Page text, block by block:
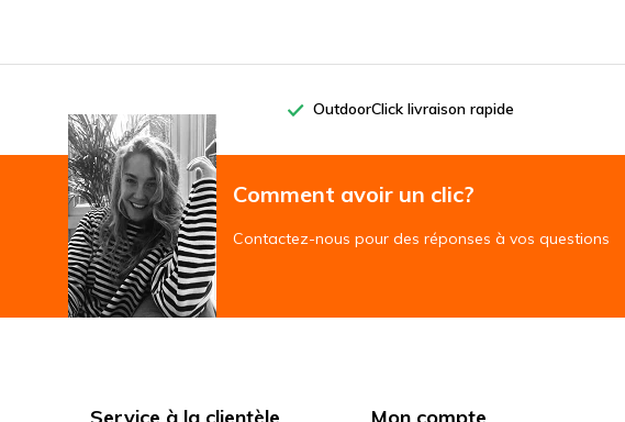
OutdoorClick livraison rapide
Comment avoir un clic?
Contactez-nous pour des réponses à vos questions
Service à la clientèle Mon compte